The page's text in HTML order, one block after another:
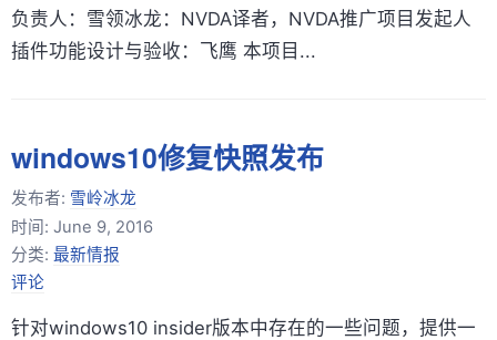
负责人：雪领冰龙：NVDA译者，NVDA推广项目发起人
插件功能设计与验收：飞鹰 本项目...
windows10修复快照发布
发布者: 雪岭冰龙
时间: June 9, 2016
分类: 最新情报
评论
针对windows10 insider版本中存在的一些问题，提供一